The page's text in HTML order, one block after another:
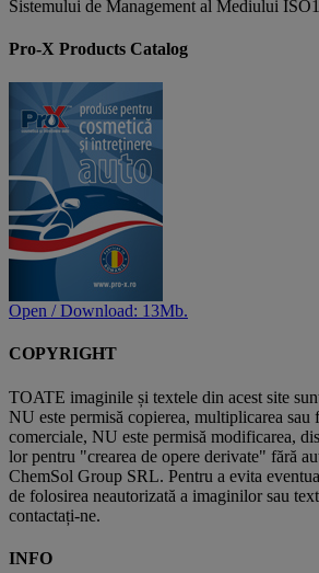
Sistemului de Management al Mediului
Pro-X Products Catalog
Open / Download: 13Mb.
COPYRIGHT
TOATE imaginile și textele din acest site
NU este permisă copierea, multiplicarea sau
comerciale, NU este permisă modificarea,
lor pentru "crearea de opere derivate" fără
ChemSol Group SRL. Pentru a evita
de folosirea neautorizată a imaginilor sau
contactați-ne.
INFO